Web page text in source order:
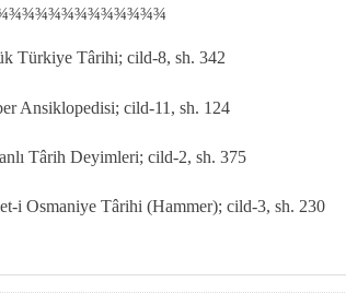
Türkiye Târihi; cild-8, sh. 342
Ansiklopedisi; cild-11, sh. 124
Târih Deyimleri; cild-2, sh. 375
i Osmaniye Târihi (Hammer); cild-3, sh. 230